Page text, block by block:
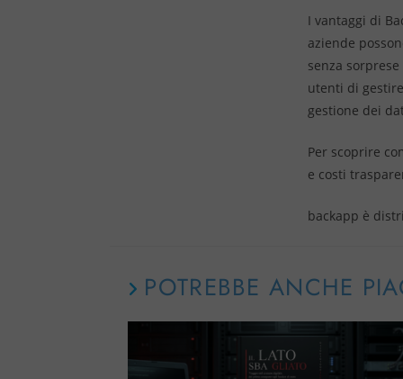
I vantaggi di
aziende
senza
utenti di
gestione dei
Per scoprire
e costi
backapp è
POTREBBE ANCHE